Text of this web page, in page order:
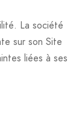
La société
sur son Site
liées à ses